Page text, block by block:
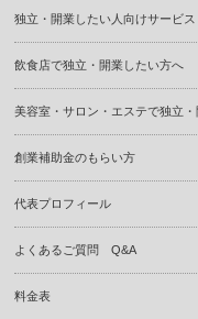
独立・開業したい人向けサービス
飲食店で独立・開業したい方へ
美容室・サロン・エステで独立
創業補助金のもらい方
代表プロフィール
よくあるご質問 Q&A
料金表